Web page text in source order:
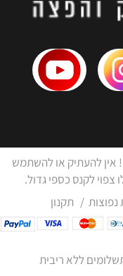
אין להעתיק או להשתמש
צפוי לקנס כספי גדול.
/ תקנון